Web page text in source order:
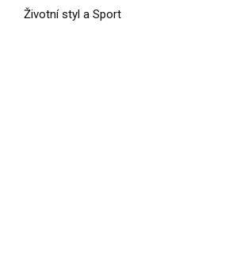
Životní styl a Sport